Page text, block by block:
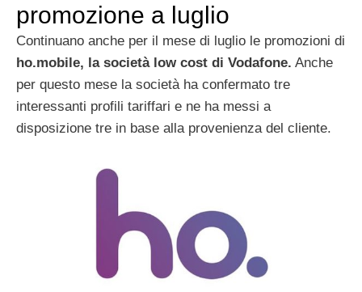
promozione a luglio
Continuano anche per il mese di luglio le promozioni di
ho.mobile, la società low cost di Vodafone. Anche
per questo mese la società ha confermato tre
interessanti profili tariffari e ne ha messi a
disposizione tre in base alla provenienza del cliente.